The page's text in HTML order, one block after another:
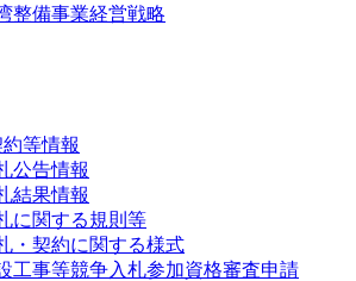
整備事業経営戦略
等情報
公告情報
結果情報
に関する規則等
・契約に関する様式
工事等競争入札参加資格審査申請